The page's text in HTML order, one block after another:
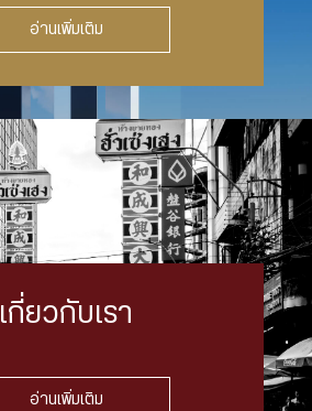
อ่านเพิ่มเติม
เกี่ยวกับเรา
อ่านเพิ่มเติม